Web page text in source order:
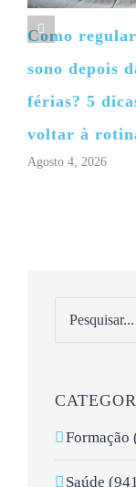
Como
sono depois
férias? 5
voltar à
Agosto 4, 2026
Formação
Saúde